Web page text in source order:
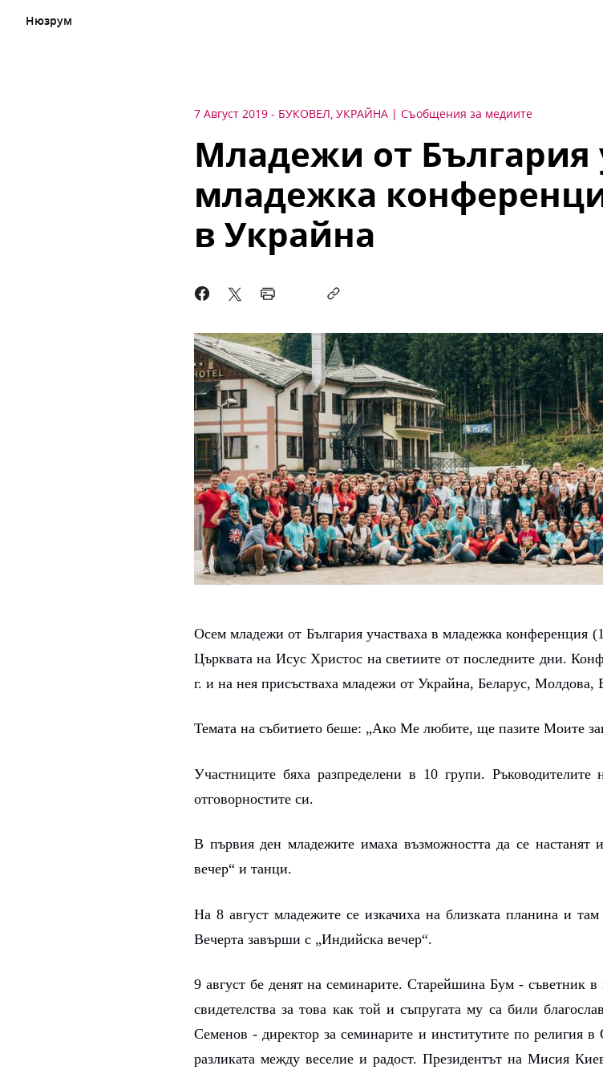
Нюзрум
7 Август 2019 - БУКОВЕЛ, УКРАЙНА Съобщения за медиите
Младежи от България
младежка
в Украйна
Осем младежи от България участваха в младежка конференция
Църквата на Исус Христос на светиите от последните дни.
г. и на нея присъстваха младежи от Украйна, Беларус, Молдова,
Темата на събитието беше: „Ако Ме любите, ще пазите Моите
Участниците бяха разпределени в 10 групи.
отговорностите си.
В първия ден младежите имаха възможността да се настанят
вечер“ и танци.
На 8 август младежите се изкачиха на близката планина и
Вечерта завърши с „Индийска вечер“.
9 август бе денят на семинарите. Старейшина Бум - съветник
свидетелства за това как той и съпругата му са били
Семенов - директор за семинарите и институтите по религия
разликата между веселие и радост. Президентът на Мисия